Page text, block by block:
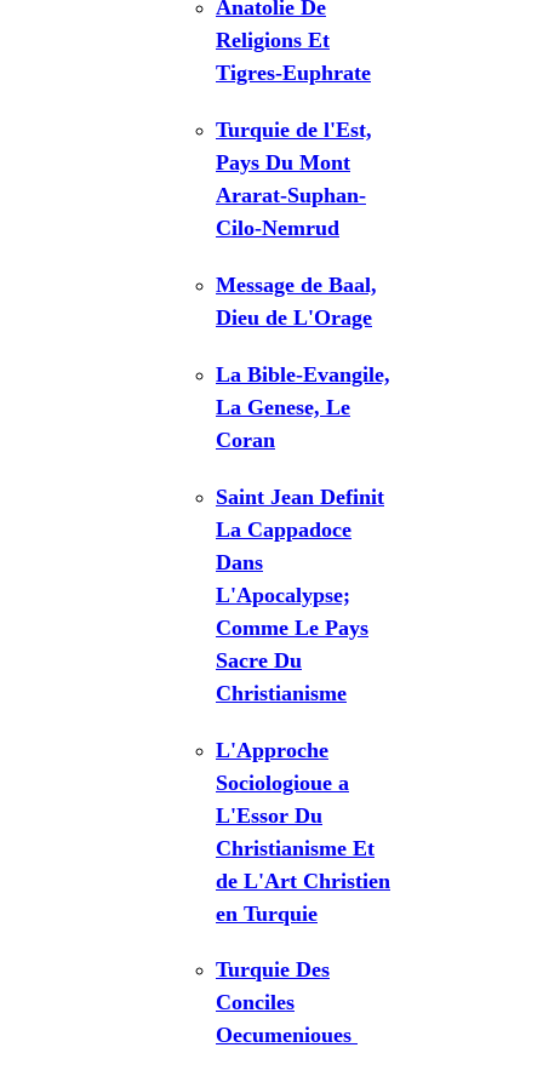
Anatolie De
Religions Et
Tigres-Euphrate
Turquie de l'Est,
Pays Du Mont
Ararat-Suphan-
Cilo-Nemrud
Message de Baal,
Dieu de L'Orage
La Bible-Evangile,
La Genese, Le
Coran
Saint Jean Definit
La Cappadoce
Dans
L'Apocalypse;
Comme Le Pays
Sacre Du
Christianisme
L'Approche
Sociologioue a
L'Essor Du
Christianisme Et
de L'Art Christien
en Turquie
Turquie Des
Conciles
Oecumenioues